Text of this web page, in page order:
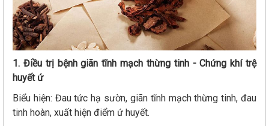
1. Điều trị bệnh giãn tĩnh mạch thừng tinh - Chứng khí trệ
huyết ứ
Biểu hiện: Đau tức hạ sườn, giãn tĩnh mạch thừng tinh, đau
tinh hoàn, xuất hiện điểm ứ huyết.